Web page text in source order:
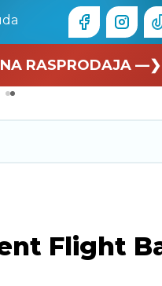
odmor —❯
RASPRODAJA —❯
Flight